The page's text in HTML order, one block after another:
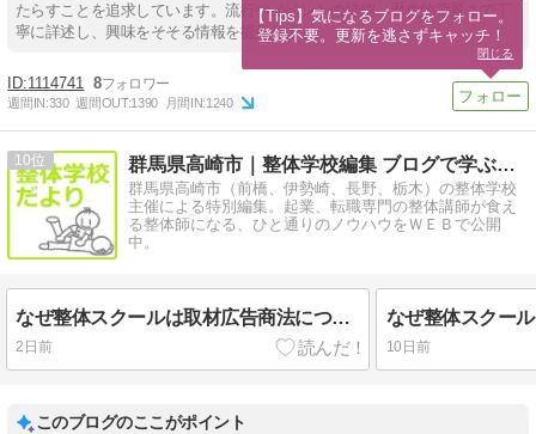
たらすことを追求しています。流行やイベントの詳細、歴史的背景まで丁
寧に詳述し、興味をそそる情報を提供します。
1114741 8
週間IN:330 週間OUT:1390 月間IN:1240
10 群馬県高崎市｜整体学校編集 ブログで学ぶ整体師養成講座
群馬県高崎市（前橋、伊勢崎、長野、栃木）の整体学校
主催による特別編集。起業、転職専門の整体講師が食え
る整体師になる、ひと通りのノウハウをＷＥＢで公開
中。
なぜ整体スクールは取材広告商法について詳しく教えられないのですか？
2日前 10日前
このブログのここがポイント
【Tips】気になるブログをフォロー。
登録不要。更新を逃さずキャッチ！
閉じる